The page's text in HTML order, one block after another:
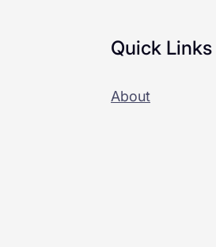
Quick Links
About